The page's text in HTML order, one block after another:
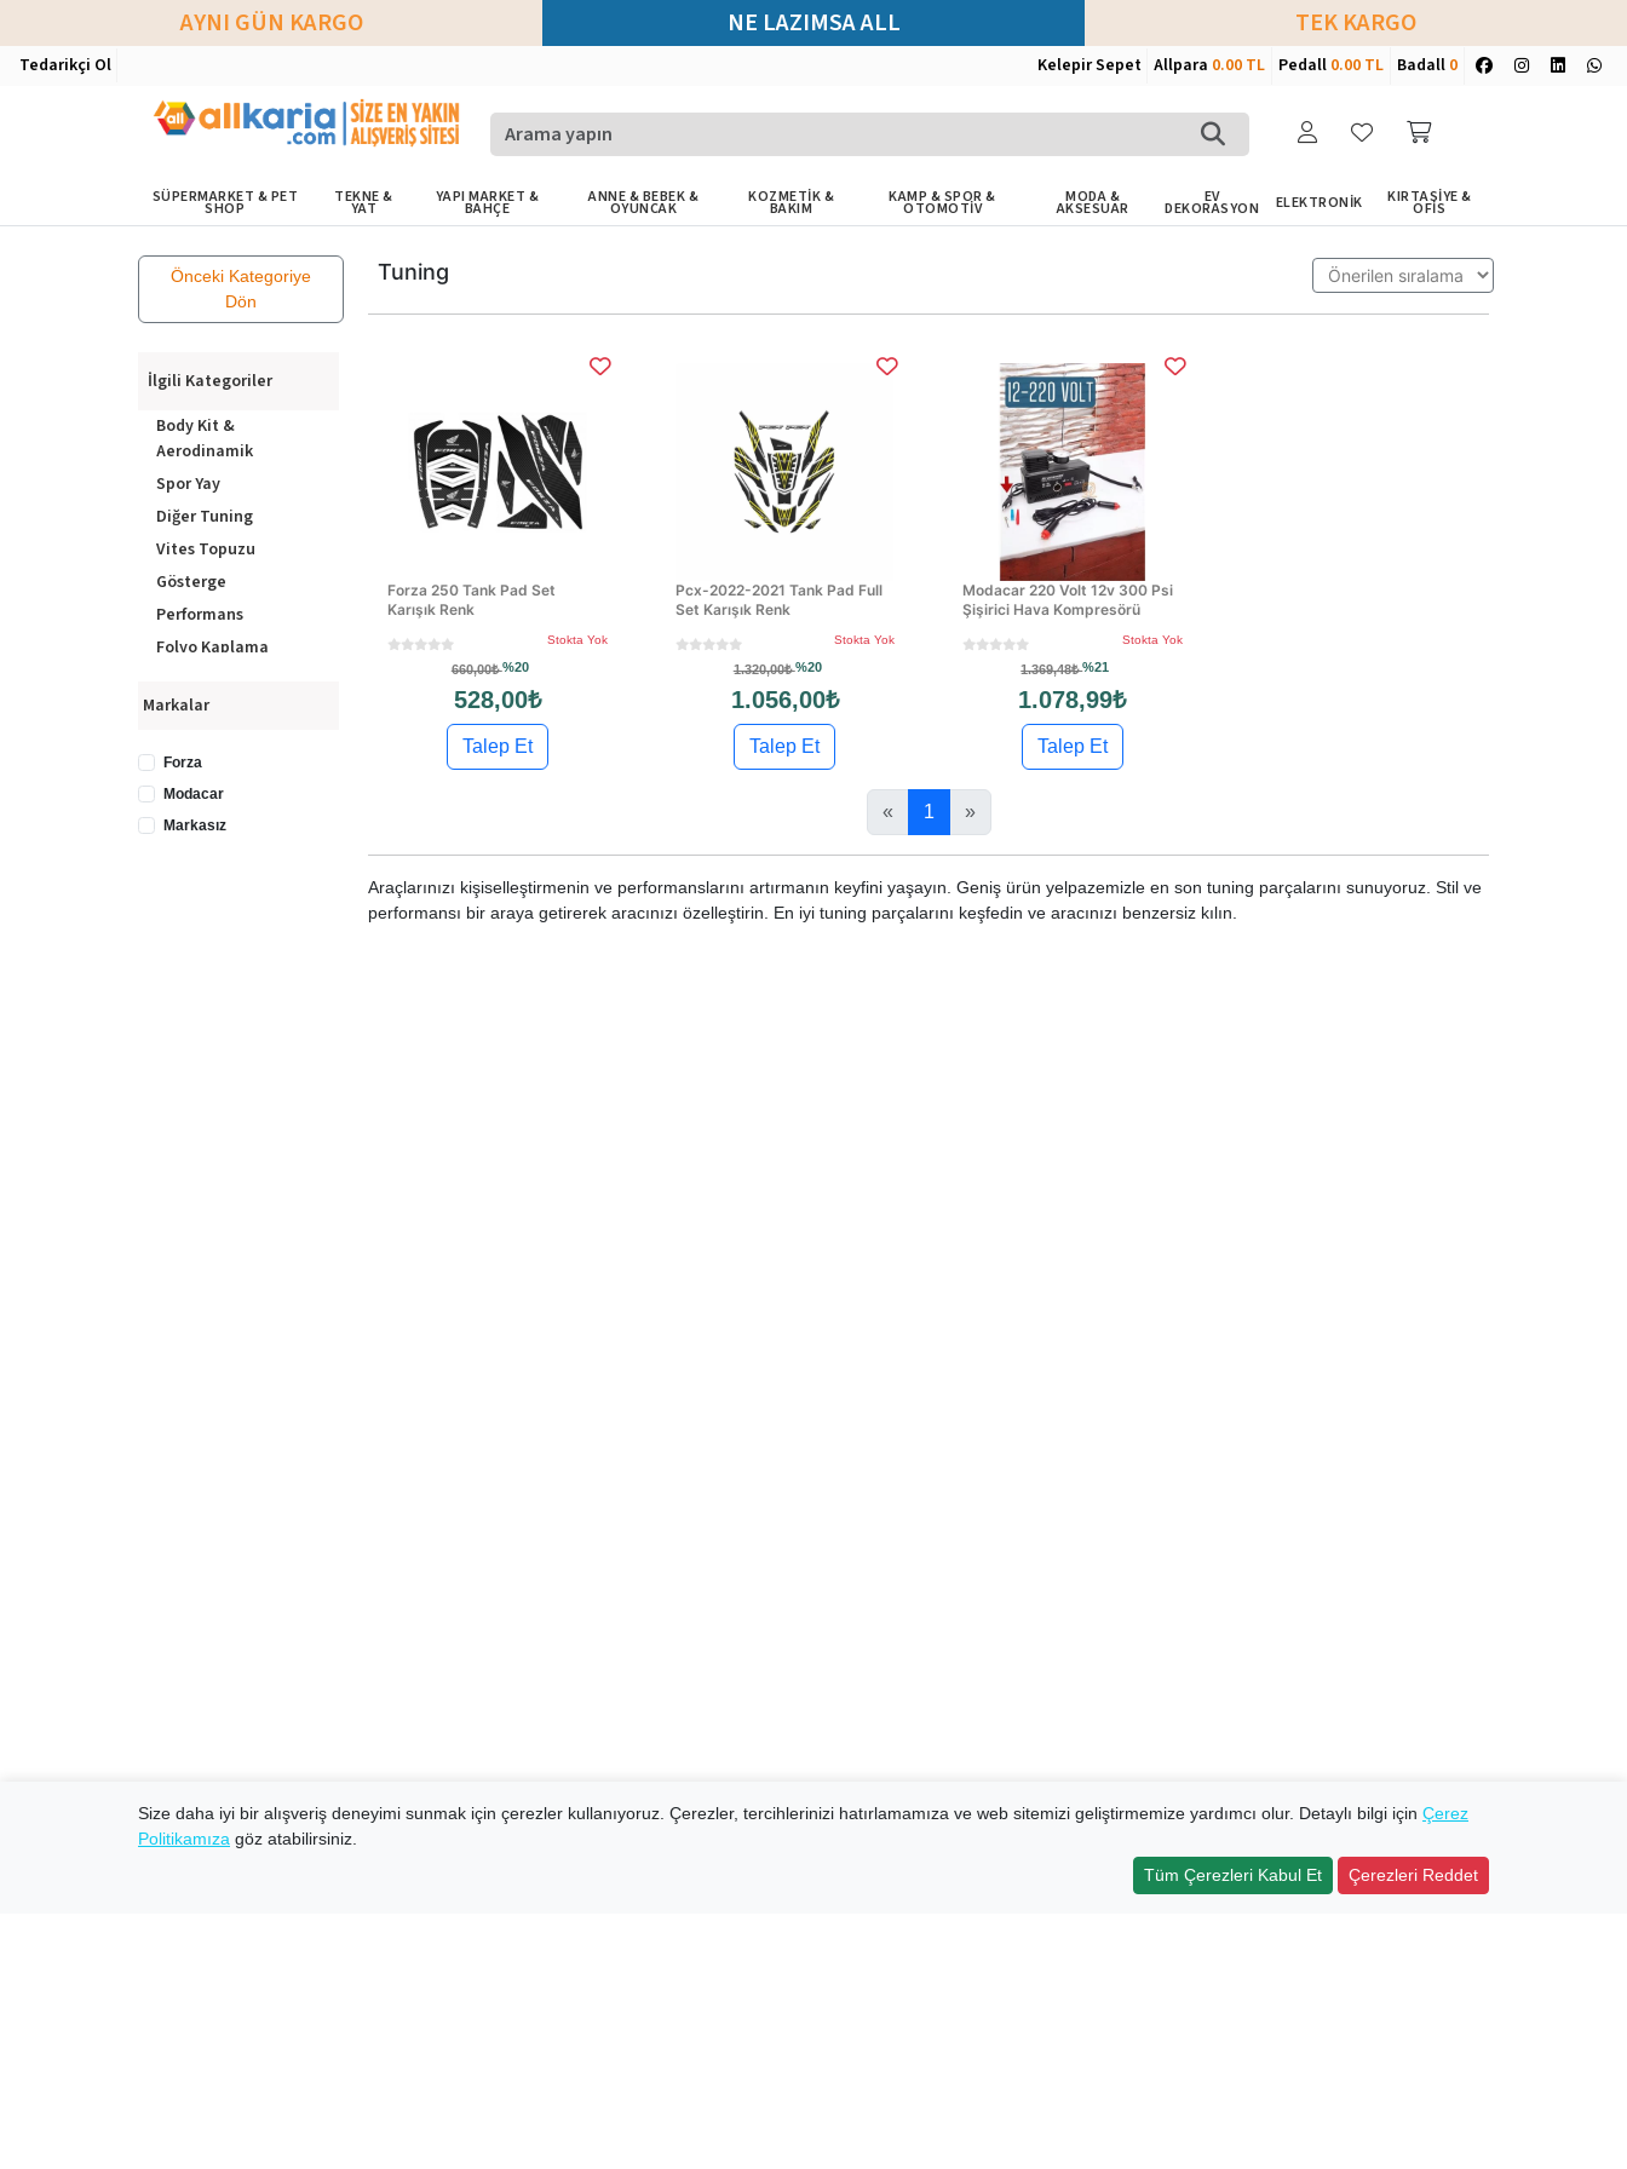
AYNI GÜN KARGO NE LAZIMSA ALL TEK KARGO
Tedarikçi Ol Kelepir Sepet Allpara 0.00 TL Pedall 0.00 TL Badall 0
SÜPERMARKET & PET
SHOP
TEKNE &
YAT
YAPI MARKET &
BAHÇE
ANNE & BEBEK &
OYUNCAK
KOZMETİK &
BAKIM
KAMP & SPOR &
OTOMOTİV
MODA &
AKSESUAR
EV
DEKORASYON ELEKTRONİK KIRTASİYE &
OFİS
Önceki Kategoriye
Dön
İlgili Kategoriler
Body Kit &
Aerodinamik
Spor Yay
Diğer Tuning
Vites Topuzu
Gösterge
Performans
Folyo Kaplama
Spor Koltuk
Markalar
Forza
Modacar
Markasız
Tuning
Forza 250 Tank Pad Set
Karışık Renk
Stokta Yok
660,00₺%20
528,00₺
Talep Et
Pcx-2022-2021 Tank Pad Full
Set Karışık Renk
Stokta Yok
1.320,00₺%20
1.056,00₺
Talep Et
Modacar 220 Volt 12v 300 Psi
Şişirici Hava Kompresörü
Stokta Yok
1.369,48₺%21
1.078,99₺
Talep Et
« 1 »
Araçlarınızı kişiselleştirmenin ve performanslarını artırmanın keyfini yaşayın. Geniş ürün yelpazemizle en son tuning parçalarını sunuyoruz. Stil ve
performansı bir araya getirerek aracınızı özelleştirin. En iyi tuning parçalarını keşfedin ve aracınızı benzersiz kılın.
Size daha iyi bir alışveriş deneyimi sunmak için çerezler kullanıyoruz. Çerezler, tercihlerinizi hatırlamamıza ve web sitemizi geliştirmemize yardımcı olur. Detaylı bilgi için Çerez
Politikamıza göz atabilirsiniz.
Tüm Çerezleri Kabul Et
Çerezleri Reddet